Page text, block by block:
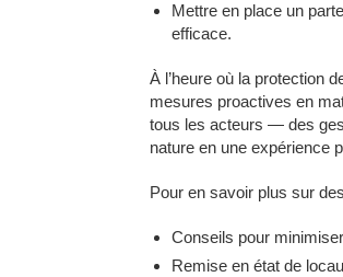
Mettre en place un
efficace.
À l’heure où la protection
mesures proactives en
tous les acteurs — des
nature en une expérience
Pour en savoir plus sur
Conseils pour
Remise en état de